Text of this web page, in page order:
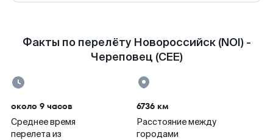
Факты по перелёту Новороссийск (NOI) -
Череповец (CEE)
около 9 часов
Среднее время
перелета из
6736 км
Расстояние между
городами